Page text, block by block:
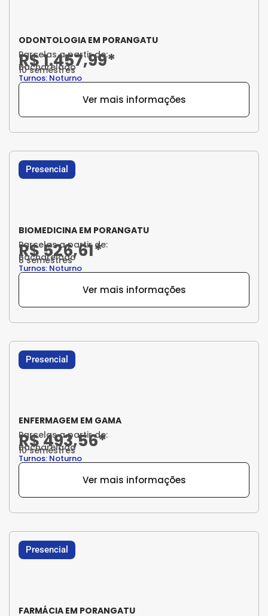
ODONTOLOGIA EM PORANGATU
Parcelas a partir de:
R$ 1.457,99*
Bacharelado
10 semestres
Turnos: Noturno
Ver mais informações
Presencial
BIOMEDICINA EM PORANGATU
Parcelas a partir de:
R$ 526,61*
Bacharelado
8 semestres
Turnos: Noturno
Ver mais informações
Presencial
ENFERMAGEM EM GAMA
Parcelas a partir de:
R$ 493,56*
Bacharelado
10 semestres
Turnos: Noturno
Ver mais informações
Presencial
FARMÁCIA EM PORANGATU